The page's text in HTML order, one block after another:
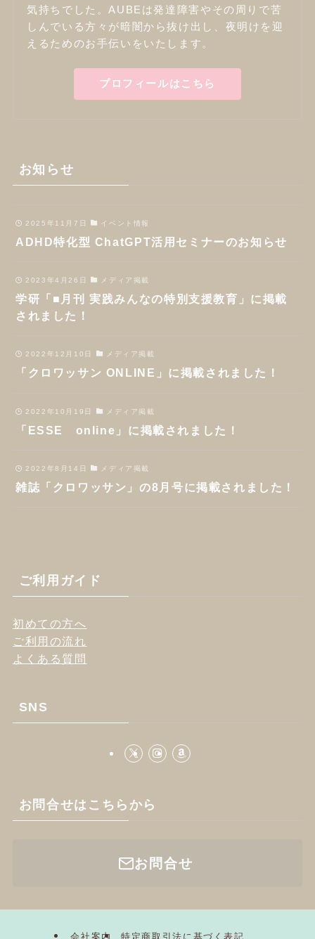
気持ちでした。AUBEは発達障害やその周りで苦
しんでいる方々が暗闇から抜け出し、夜明けを迎
えるためのお手伝いをいたします。
プロフィールはこちら
お知らせ
2025年11月7日 イベント情報
ADHD特化型 ChatGPT活用セミナーのお知らせ
2023年4月26日 メディア掲載
学研「■月刊 実践みんなの特別支援教育」に掲載
されました！
2022年12月10日 メディア掲載
「クロワッサン ONLINE」に掲載されました！
2022年10月19日 メディア掲載
「ESSE online」に掲載されました！
2022年8月14日 メディア掲載
雑誌「クロワッサン」の8月号に掲載されました！
ご利用ガイド
初めての方へ
ご利用の流れ
よくある質問
SNS
お問合せはこちらから
お問合せ
会社案内 特定商取引法に基づく表記